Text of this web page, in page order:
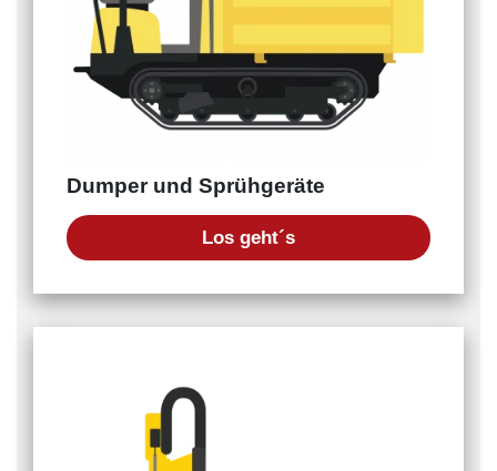
Dumper und Sprühgeräte
Los geht´s